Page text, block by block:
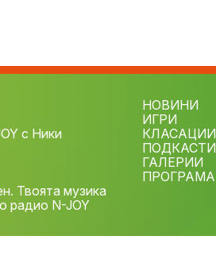
с Ники
Твоята музика
радио N-JOY
НОВИНИ
ИГРИ
КЛАСАЦИИ
ПОДКАСТИ
ГАЛЕРИИ
ПРОГРАМА